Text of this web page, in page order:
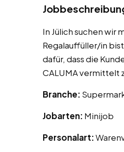
In Jülich suchen wir
Regalauffüller/in
dafür, dass die
CALUMA vermittelt
Branche:
Jobarten: Minijob
Personalart: